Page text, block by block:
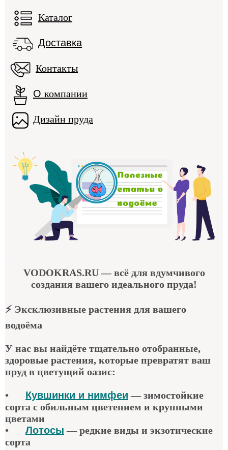
Каталог
Доставка
Контакты
О компании
Дизайн пруда
VODOKRAS.RU— всё для вдумчивого
создания вашего идеального пруда!
⚡ Эксклюзивные растения для вашего
водоёма
У нас вы найдёте тщательно отобранные,
здоровые растения, которые превратят ваш
пруд в цветущий оазис:
• Кувшинки и нимфеи — зимостойкие
сорта с обильным цветением и крупными
цветами
•
Лотосы — редкие виды и экзотические
сорта